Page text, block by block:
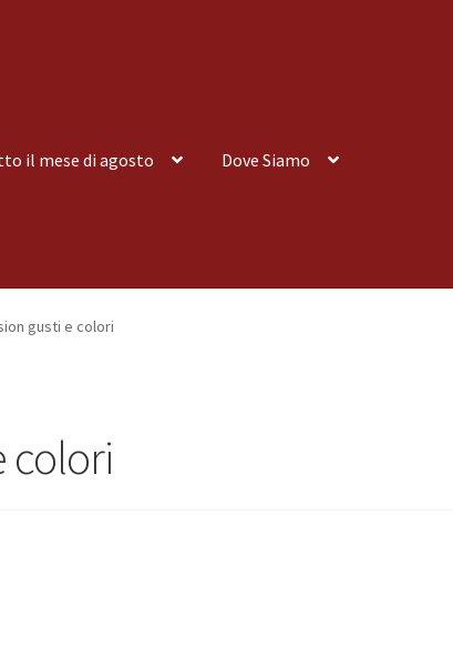
il mese di agosto Dove Siamo
a Domicilio
gusti e colori
colori